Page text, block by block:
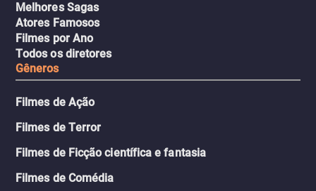
Melhores Sagas
Atores Famosos
Filmes por Ano
Todos os diretores
Gêneros
Filmes de Ação
Filmes de Terror
Filmes de Ficção científica e fantasia
Filmes de Comédia